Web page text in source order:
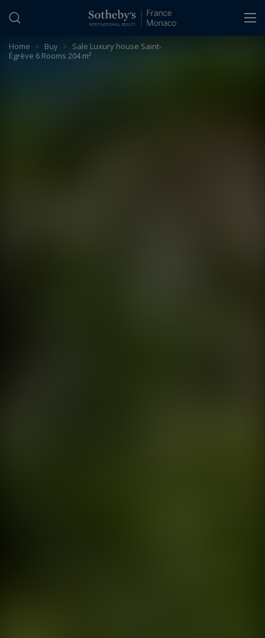
Home > Buy > Sale Luxury house Saint-
Égrève 6 Rooms 204 m²